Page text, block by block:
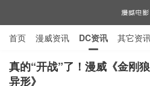
首页 漫威资讯 DC资讯 其它资
电视剧资源 漫威图片
真的“开战”了！漫威《金刚
异形》